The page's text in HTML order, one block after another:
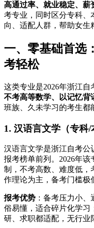
高通过率、就业稳定、薪
考专业，同时区分专科、
向、适配人群，帮助女生
一、零基础首选
考轻松
这类专业是2026年浙江
不考高等数学、以记忆背
班族、久未学习的考生都
1. 汉语言文学（专科/
汉语言文学是浙江自考公
报考榜单前列。2026年
制，不考高数、难度低，
作理论为主，备考门槛极
报考优势 ：备考压力小
俗易懂，适合碎片化学习
研、求职都适配，无行业